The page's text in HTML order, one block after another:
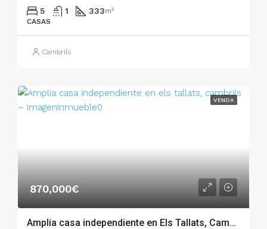
5 1 333m²
CASAS
Cambrils
VENDA
870,000€
Amplia casa independiente en Els Tallats, Cambrils – 007.01710